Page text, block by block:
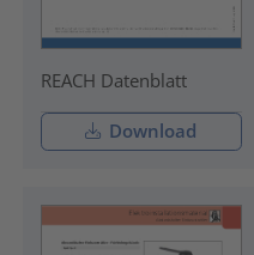
REACH Datenblatt
Download